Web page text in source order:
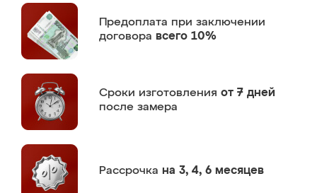
Предоплата при заключении
договора всего 10%
Сроки изготовления от 7 дней
после замера
Рассрочка на 3, 4, 6 месяцев